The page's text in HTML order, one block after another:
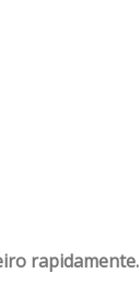
rapidamente.